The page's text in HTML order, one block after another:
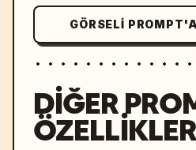
GÖRSELI
DIĞER